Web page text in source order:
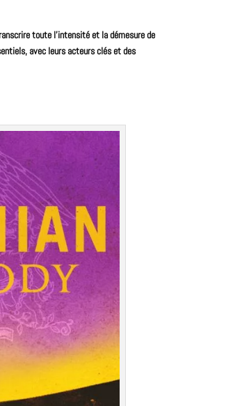
toute l’intensité et la démesure de
avec leurs acteurs clés et des